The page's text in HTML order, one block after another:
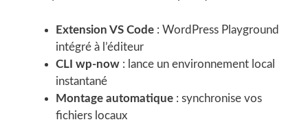
Extension VS Code : WordPress Playground
intégré à l’éditeur
CLI wp-now : lance un environnement local
instantané
Montage automatique : synchronise vos
fichiers locaux